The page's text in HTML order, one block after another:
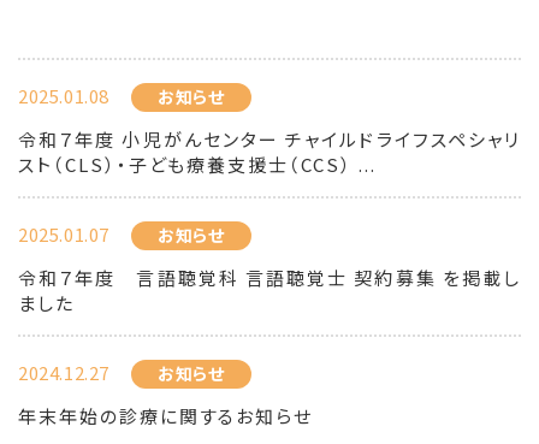
2025.01.08 お知らせ
令和７年度 小児がんセンター チャイルドライフスペシャリ
スト（CLS）・子ども療養支援士（CCS） ...
2025.01.07 お知らせ
令和７年度 言語聴覚科 言語聴覚士 契約募集 を掲載し
ました
2024.12.27 お知らせ
年末年始の診療に関するお知らせ